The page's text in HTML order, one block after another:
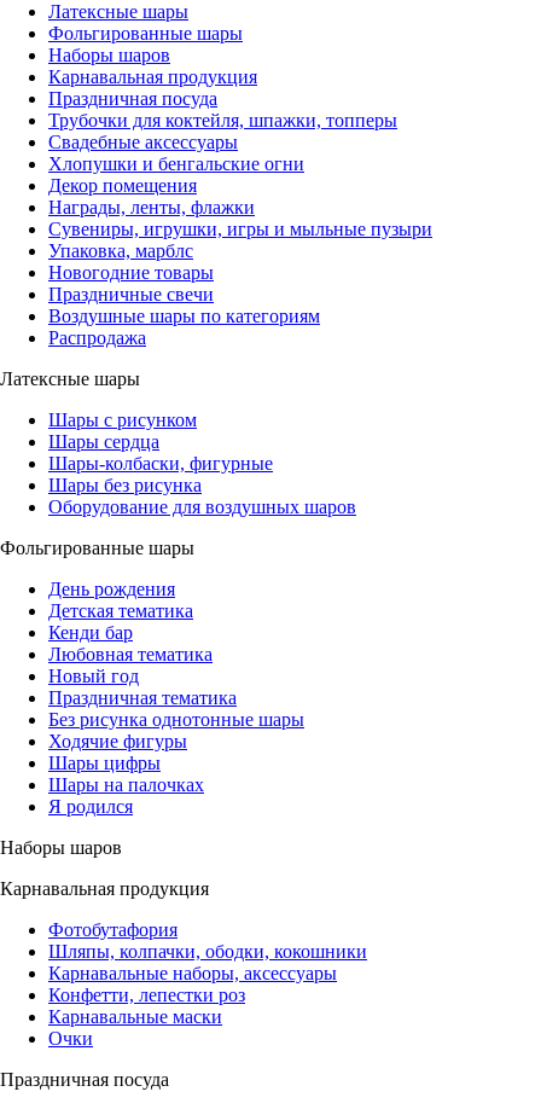
Латексные шары
Фольгированные шары
Наборы шаров
Карнавальная продукция
Праздничная посуда
Трубочки для коктейля, шпажки, топперы
Свадебные аксессуары
Хлопушки и бенгальские огни
Декор помещения
Награды, ленты, флажки
Сувениры, игрушки, игры и мыльные пузыри
Упаковка, марблс
Новогодние товары
Праздничные свечи
Воздушные шары по категориям
Распродажа
Латексные шары
Шары с рисунком
Шары сердца
Шары-колбаски, фигурные
Шары без рисунка
Оборудование для воздушных шаров
Фольгированные шары
День рождения
Детская тематика
Кенди бар
Любовная тематика
Новый год
Праздничная тематика
Без рисунка однотонные шары
Ходячие фигуры
Шары цифры
Шары на палочках
Я родился
Наборы шаров
Карнавальная продукция
Фотобутафория
Шляпы, колпачки, ободки, кокошники
Карнавальные наборы, аксессуары
Конфетти, лепестки роз
Карнавальные маски
Очки
Праздничная посуда